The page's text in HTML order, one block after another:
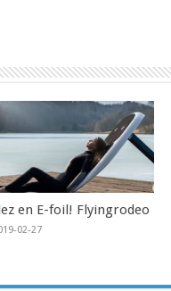
en E-foil! Flyingrodeo
02-27